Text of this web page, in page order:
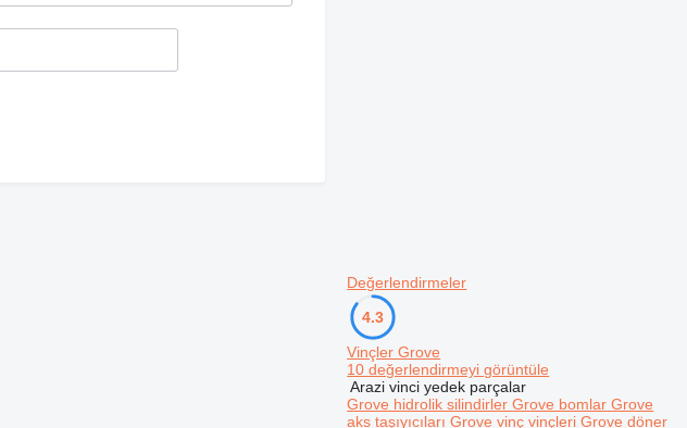
Değerlendirmeler
4.3
Vinçler Grove
10 değerlendirmeyi görüntüle
Arazi vinci yedek parçalar
Grove hidrolik silindirlerGrove bomlarGrove
aks taşıyıcılarıGrove vinç vinçleriGrove döner